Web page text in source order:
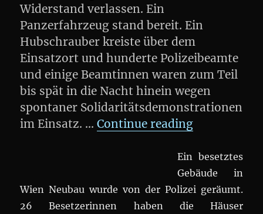
Widerstand verlassen. Ein
Panzerfahrzeug stand bereit. Ein
Hubschrauber kreiste über dem
Einsatzort und hunderte Polizeibeamte
und einige Beamtinnen waren zum Teil
bis spät in die Nacht hinein wegen
spontaner Solidaritätsdemonstrationen
im Einsatz. …Continue reading„Tag der
Ein besetztes
Gebäude in
Wien Neubau wurde von der Polizei geräumt.
26 Besetzerinnen haben die Häuser